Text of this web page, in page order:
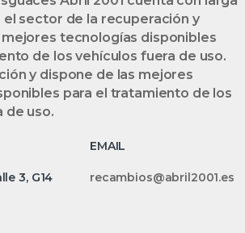
el sector de la recuperación y
tecnologías disponibles
de los vehículos fuera de uso.
y dispone de las mejores
para el tratamiento de los
de uso.
EMAIL
3, G14
recambios@abril2001.es